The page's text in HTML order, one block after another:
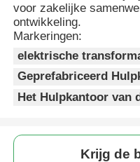
De Doos van de laag
voor zakelijke
ontwikkeling.
Markeringen:
elektrische
Geprefabriceerd
Het Hulpkantoor van
Krijg de